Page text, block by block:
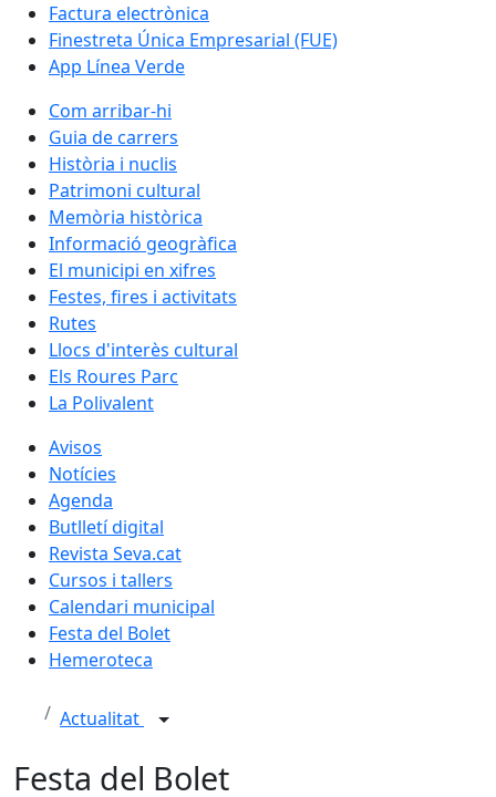
Factura electrònica
Finestreta Única Empresarial (FUE)
App Línea Verde
Com arribar-hi
Guia de carrers
Història i nuclis
Patrimoni cultural
Memòria històrica
Informació geogràfica
El municipi en xifres
Festes, fires i activitats
Rutes
Llocs d'interès cultural
Els Roures Parc
La Polivalent
Avisos
Notícies
Agenda
Butlletí digital
Revista Seva.cat
Cursos i tallers
Calendari municipal
Festa del Bolet
Hemeroteca
Actualitat
Festa del Bolet